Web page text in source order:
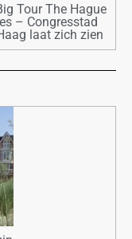
Tour The Hague
– Congresstad
laat zich zien